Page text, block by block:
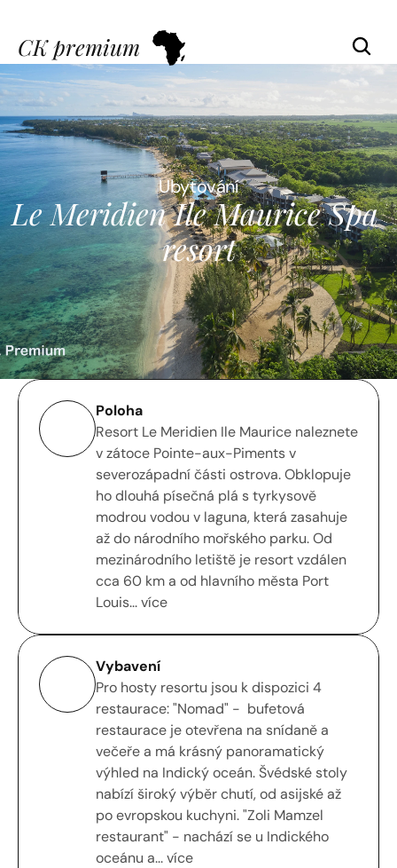
CK premium
Ubytování
Le Meridien Ile Maurice Spa
resort
Poloha
Resort Le Meridien Ile Maurice naleznete
v zátoce Pointe-aux-Piments v
severozápadní části ostrova. Obklopuje
ho dlouhá písečná plá s tyrkysově
modrou vodou v laguna, která zasahuje
až do národního mořského parku. Od
mezinárodního letiště je resort vzdálen
cca 60 km a od hlavního města Port
Louis... více
Vybavení
Pro hosty resortu jsou k dispozici 4
restaurace: "Nomad" -  bufetová
restaurace je otevřena na snídaně a
večeře a má krásný panoramatický
výhled na Indický oceán. Švédské stoly
nabízí široký výběr chutí, od asijské až
po evropskou kuchyni. "Zoli Mamzel
restaurant" - nachází se u Indického
oceánu a... více